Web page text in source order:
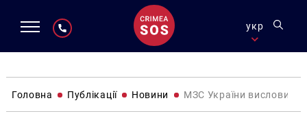
укр
Головна Публікації Новини МЗС України висловив